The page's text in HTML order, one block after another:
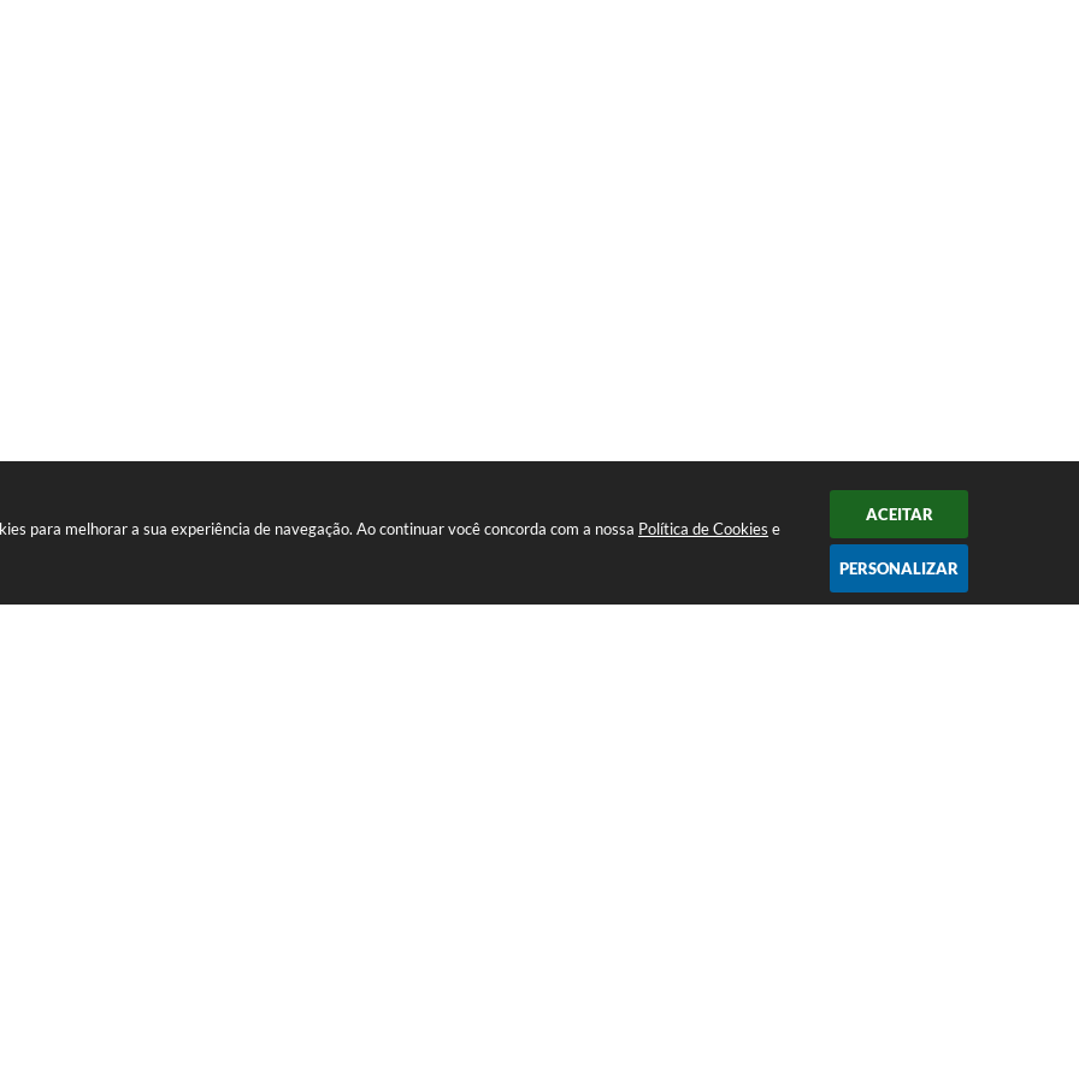
para melhorar a sua experiência de navegação. Ao continuar você concorda com a nossa Política de Cookies e
ACEITAR
PERSONALIZAR